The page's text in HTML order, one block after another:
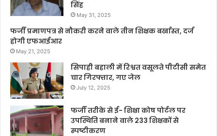
सिंह
May 31, 2025
फर्जी प्रमाणपत्र से नौकरी करने वाले तीन शिक्षक बर्खास्त, दर्ज
होगी एफआईआर
May 21, 2025
सिपाही बहाली में रिश्वत वसूलते पीटीसी समेत
चार गिरफ्तार, गए जेल
July 12, 2025
फर्जी तरीके से ई- शिक्षा कोष पोर्टल पर
उपस्थिति बनाने वाले 233 शिक्षकों से
स्पष्टीकरण